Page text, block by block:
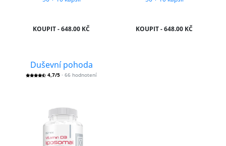
KOUPIT - 648.00 KČ KOUPIT - 648.00 KČ
Duševní pohoda
4,7/5 · 66 hodnotení